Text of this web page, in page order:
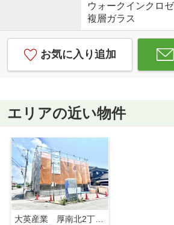
ウォークインクロ
複層ガラス
お気に入り追加
エリアの近い物件
大英産業 厚南北2丁目 新築